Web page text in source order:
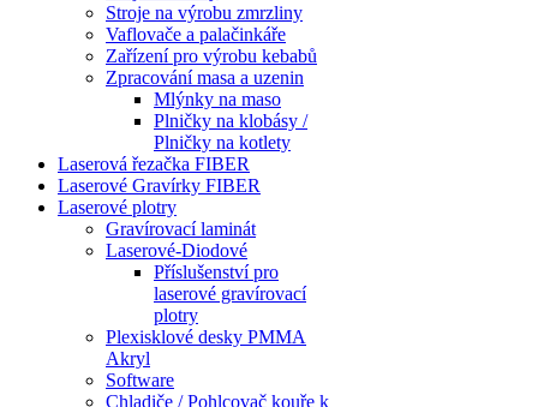
Stroje na výrobu zmrzliny
Vaflovače a palačinkáře
Zařízení pro výrobu kebabů
Zpracování masa a uzenin
Mlýnky na maso
Plničky na klobásy /
Plničky na kotlety
Laserová řezačka FIBER
Laserové Gravírky FIBER
Laserové plotry
Gravírovací laminát
Laserové-Diodové
Příslušenství pro
laserové gravírovací
plotry
Plexisklové desky PMMA
Akryl
Software
Chladiče / Pohlcovač kouře k